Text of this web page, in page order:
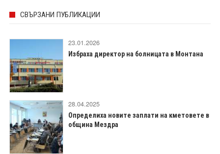
СВЪРЗАНИ ПУБЛИКАЦИИ
23.01.2026
Избраха директор на болницата в Монтана
28.04.2025
Определиха новите заплати на кметовете в
община Мездра